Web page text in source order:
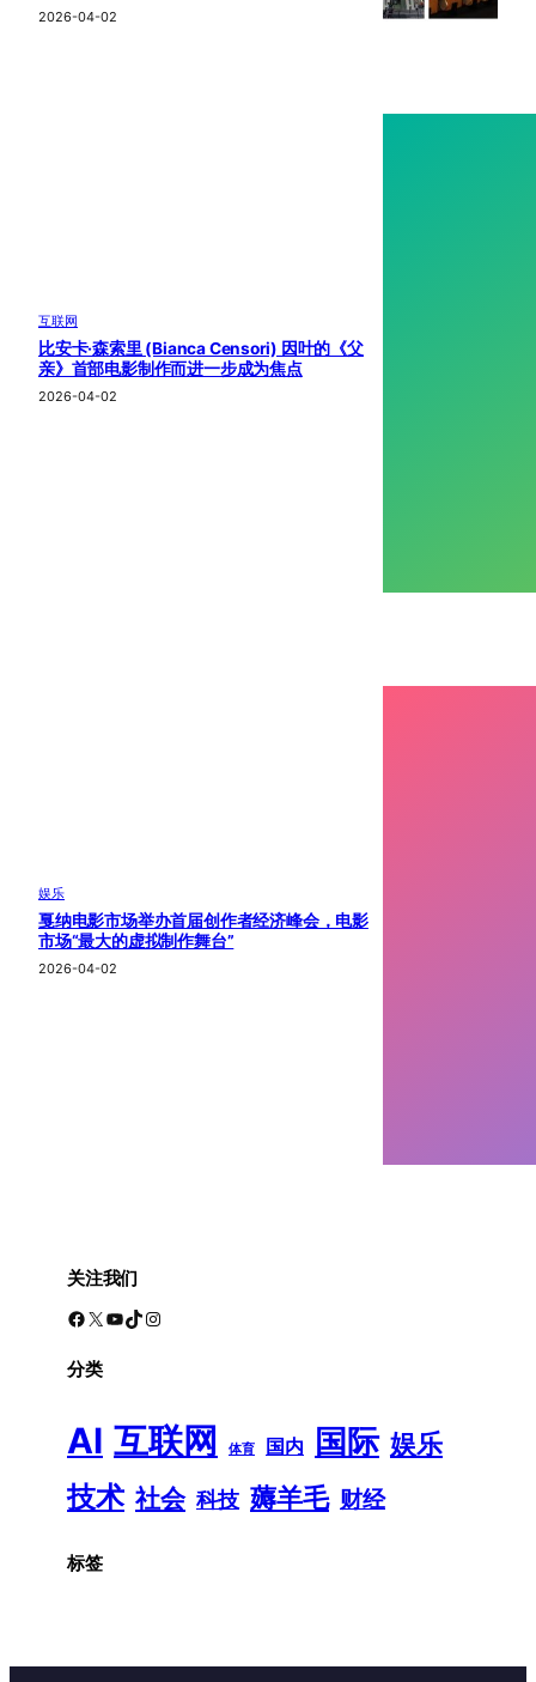
2026-04-02
互联网
比安卡·森索里 (Bianca Censori) 因叶的《父
亲》首部电影制作而进一步成为焦点
2026-04-02
娱乐
戛纳电影市场举办首届创作者经济峰会，电影
市场“最大的虚拟制作舞台”
2026-04-02
关注我们
Facebook X YouTube TikTok Instagram
分类
AI 互联网 体育 国内 国际 娱乐
技术 社会 科技 薅羊毛 财经
标签